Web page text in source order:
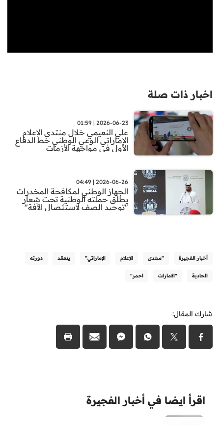
اخبار ذات صلة
2026-06-23 | 01:59
علي النعيمي خلال منتدى الإعلام
الإماراتي الوعي الوطني خط الدفاع
الأول في مواجهة الأزمات
2026-06-26 | 04:49
الجهاز الوطني لمكافحة المخدرات
يطلق حملته الوطنية تحت شعار
"توحيد الصف لاستئصال الآفة"
أخبار الفجيرة "منتدى الإعلام الإماراتي" ينعقد دورته
الحادية "الامارات احمر"
شارك المقال:
اقرأ ايضا في أخبار الفجيرة